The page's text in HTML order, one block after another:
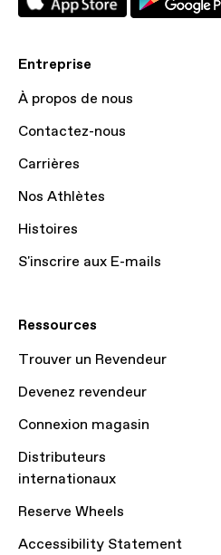
Entreprise
À propos de nous
Contactez-nous
Carrières
Nos Athlètes
Histoires
S'inscrire aux E-mails
Ressources
Trouver un Revendeur
Devenez revendeur
Connexion magasin
Distributeurs
internationaux
Reserve Wheels
Accessibility Statement